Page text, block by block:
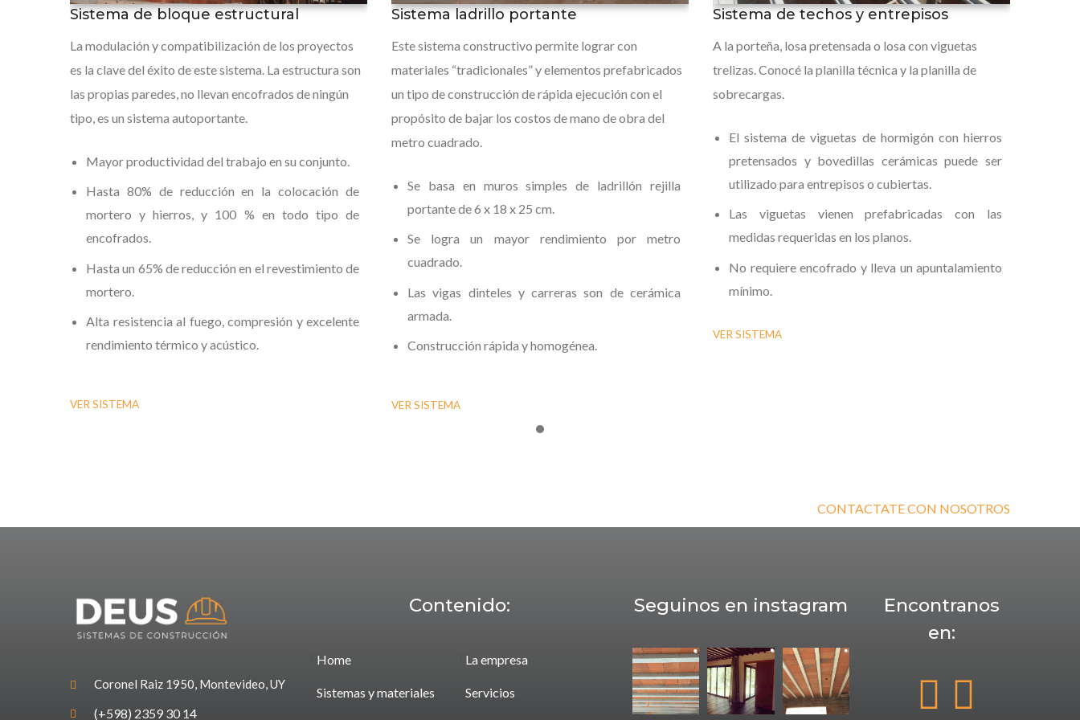
Sistema de bloque estructural
La modulación y compatibilización de los proyectos
es la clave del éxito de este sistema. La estructura son
las propias paredes, no llevan encofrados de ningún
tipo, es un sistema autoportante.
Mayor productividad del trabajo en su conjunto.
Hasta 80% de reducción en la colocación de
mortero y hierros, y 100 % en todo tipo de
encofrados.
Hasta un 65% de reducción en el revestimiento de
mortero.
Alta resistencia al fuego, compresión y excelente
rendimiento térmico y acústico.
VER SISTEMA
Sistema ladrillo portante
Este sistema constructivo permite lograr con
materiales “tradicionales” y elementos prefabricados
un tipo de construcción de rápida ejecución con el
propósito de bajar los costos de mano de obra del
metro cuadrado.
Se basa en muros simples de ladrillón rejilla
portante de 6 x 18 x 25 cm.
Se logra un mayor rendimiento por metro
cuadrado.
Las vigas dinteles y carreras son de cerámica
armada.
Construcción rápida y homogénea.
VER SISTEMA
Sistema de techos y entrepisos
A la porteña, losa pretensada o losa con viguetas
trelizas. Conocé la planilla técnica y la planilla de
sobrecargas.
El sistema de viguetas de hormigón con hierros
pretensados y bovedillas cerámicas puede ser
utilizado para entrepisos o cubiertas.
Las viguetas vienen prefabricadas con las
medidas requeridas en los planos.
No requiere encofrado y lleva un apuntalamiento
mínimo.
VER SISTEMA
CONTACTATE CON NOSOTROS
Coronel Raiz 1950, Montevideo, UY
(+598) 2359 30 14
Contenido:
Home La empresa
Sistemas y materiales Servicios
Seguinos en instagram
Encontranos
en: